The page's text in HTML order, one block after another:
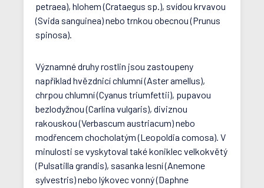
petraea), hlohem (Crataegus sp.), svídou krvavou
(Svida sanguinea) nebo trnkou obecnou (Prunus
spinosa).
Významné druhy rostlin jsou zastoupeny
například hvězdnicí chlumní (Aster amellus),
chrpou chlumní (Cyanus triumfettii), pupavou
bezlodyžnou (Carlina vulgaris), diviznou
rakouskou (Verbascum austriacum) nebo
modřencem chocholatým (Leopoldia comosa). V
minulosti se vyskytoval také koniklec velkokvětý
(Pulsatilla grandis), sasanka lesní (Anemone
sylvestris) nebo lýkovec vonný (Daphne